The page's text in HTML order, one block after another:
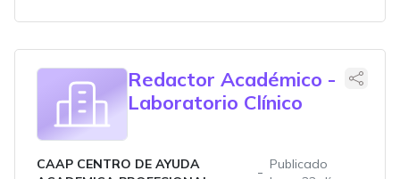
Redactor Académico -
Laboratorio Clínico
CAAP CENTRO DE AYUDA
Publicado